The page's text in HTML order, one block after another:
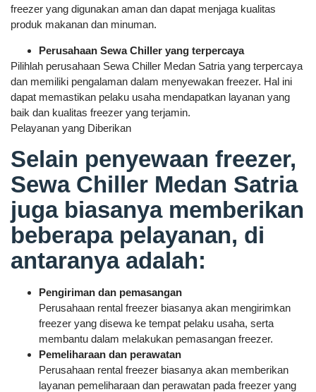
freezer yang digunakan aman dan dapat menjaga kualitas
produk makanan dan minuman.
Perusahaan Sewa Chiller yang terpercaya
Pilihlah perusahaan Sewa Chiller Medan Satria yang terpercaya
dan memiliki pengalaman dalam menyewakan freezer. Hal ini
dapat memastikan pelaku usaha mendapatkan layanan yang
baik dan kualitas freezer yang terjamin.
Pelayanan yang Diberikan
Selain penyewaan freezer,
Sewa Chiller Medan Satria
juga biasanya memberikan
beberapa pelayanan, di
antaranya adalah:
Pengiriman dan pemasangan
Perusahaan rental freezer biasanya akan mengirimkan
freezer yang disewa ke tempat pelaku usaha, serta
membantu dalam melakukan pemasangan freezer.
Pemeliharaan dan perawatan
Perusahaan rental freezer biasanya akan memberikan
layanan pemeliharaan dan perawatan pada freezer yang